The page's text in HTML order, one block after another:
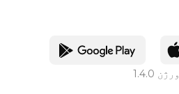
ورژن 1.4.0